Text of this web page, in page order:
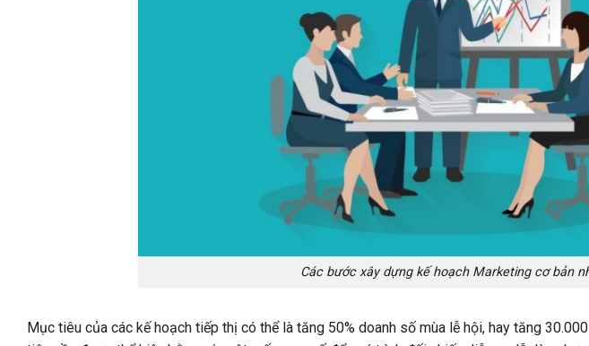
Các bước xây dựng kế hoạch Marketing cơ bản
Mục tiêu của các kế hoạch tiếp thị có thể là tăng 50% doanh số mùa lễ hội, hay tăng